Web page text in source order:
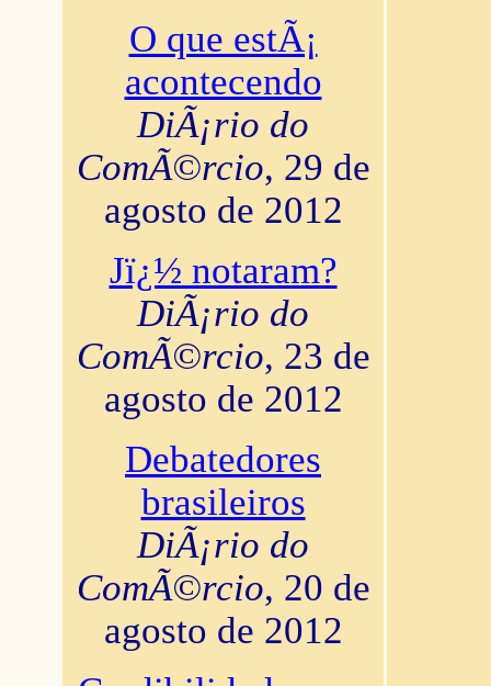
O que estÃ¡
acontecendo
DiÃ¡rio do
ComÃ©rcio, 29 de
agosto de 2012
Jï¿½ notaram?
DiÃ¡rio do
ComÃ©rcio, 23 de
agosto de 2012
Debatedores
brasileiros
DiÃ¡rio do
ComÃ©rcio, 20 de
agosto de 2012